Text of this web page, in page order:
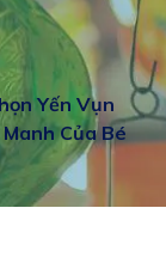
Yến Vụn
Của Bé